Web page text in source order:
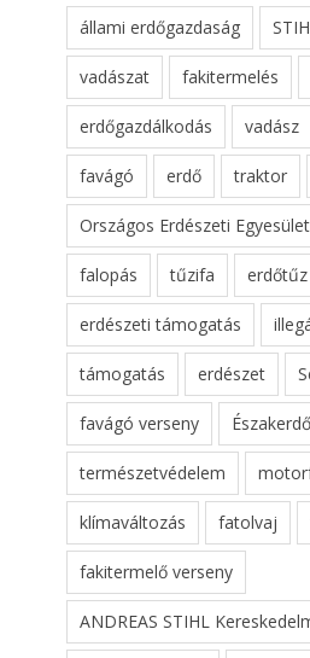
állami erdőgazdaság
vadászat fakitermelés
erdőgazdálkodás vadász
favágó erdő traktor
Országos Erdészeti Egyesület
falopás tűzifa erdőtűz
erdészeti támogatás
támogatás erdészet
favágó verseny
természetvédelem
klímaváltozás fatolvaj
fakitermelő verseny
ANDREAS STIHL